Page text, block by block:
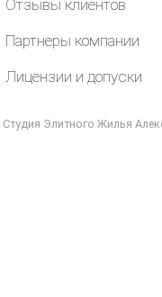
Отзывы клиентов
Партнеры компании
Лицензии и допуски
Студия Элитного Жилья